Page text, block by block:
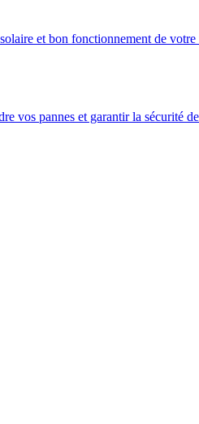
et bon fonctionnement de
vos pannes et garantir la sécurité